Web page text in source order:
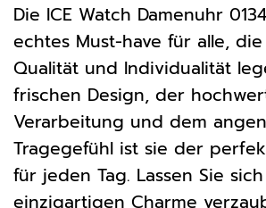
Die ICE Watch Damenuhr
echtes Must-have für alle,
Qualität und Individualität
frischen Design, der
Verarbeitung und dem
Tragegefühl ist sie der
für jeden Tag. Lassen Sie
einzigartigen Charme